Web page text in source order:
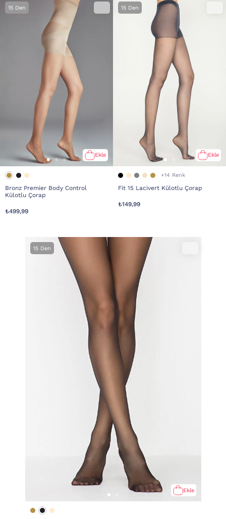
15 Den
Ekle
Bronz Premier Body Control
Külotlu Çorap
₺499,99
15 Den
Ekle
+14 Renk
Fit 15 Lacivert Külotlu Çorap
₺149,99
15 Den
Ekle